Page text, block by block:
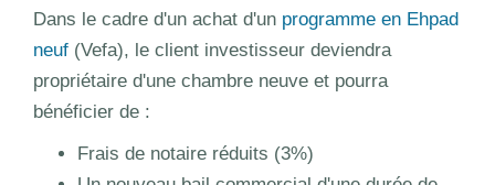
Dans le cadre d'un achat d'un programme en Ehpad
neuf (Vefa), le client investisseur deviendra
propriétaire d'une chambre neuve et pourra
bénéficier de :
Frais de notaire réduits (3%)